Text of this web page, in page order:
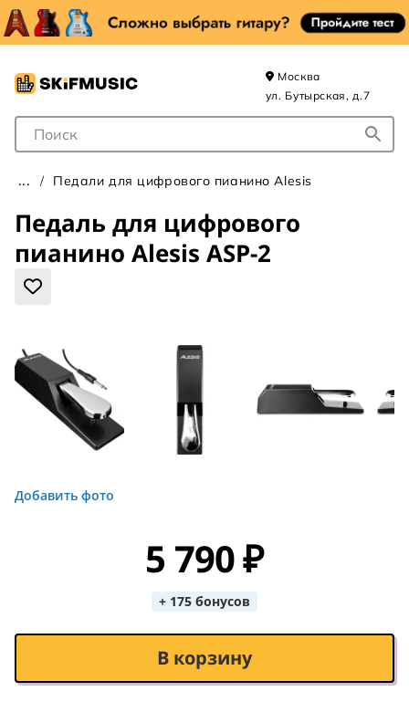
Поле для Поиска
Москва
ул. Бутырская, д.7
Педали для цифрового пианино Alesis
Педаль для цифрового
пианино Alesis ASP-2
Добавить фото
5 790 ₽
+ 175 бонусов
В корзину